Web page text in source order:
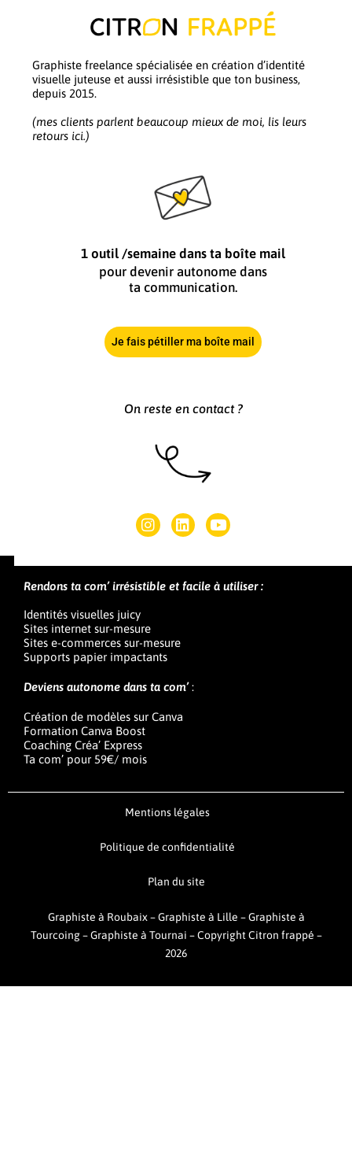
Graphiste freelance spécialisée en création d’identité
visuelle juteuse et aussi irrésistible que ton business,
depuis 2015.
(mes clients parlent beaucoup mieux de moi, lis leurs
retours ici.)
1 outil /semaine dans ta boîte mail
pour devenir autonome dans
ta communication.
Je fais pétiller ma boîte mail
On reste en contact ?
Rendons ta com’ irrésistible et facile à utiliser :
Identités visuelles juicy
Sites internet sur-mesure
Sites e-commerces sur-mesure
Supports papier impactants
Deviens autonome dans ta com’:
Création de modèles sur Canva
Formation Canva Boost
Coaching Créa’ Express
Ta com’ pour 59€/ mois
Mentions légales
Politique de confidentialité
Plan du site
Graphiste à Roubaix–Graphiste à Lille –Graphiste à
Tourcoing–Graphiste à Tournai –Copyright Citron frappé –
2026